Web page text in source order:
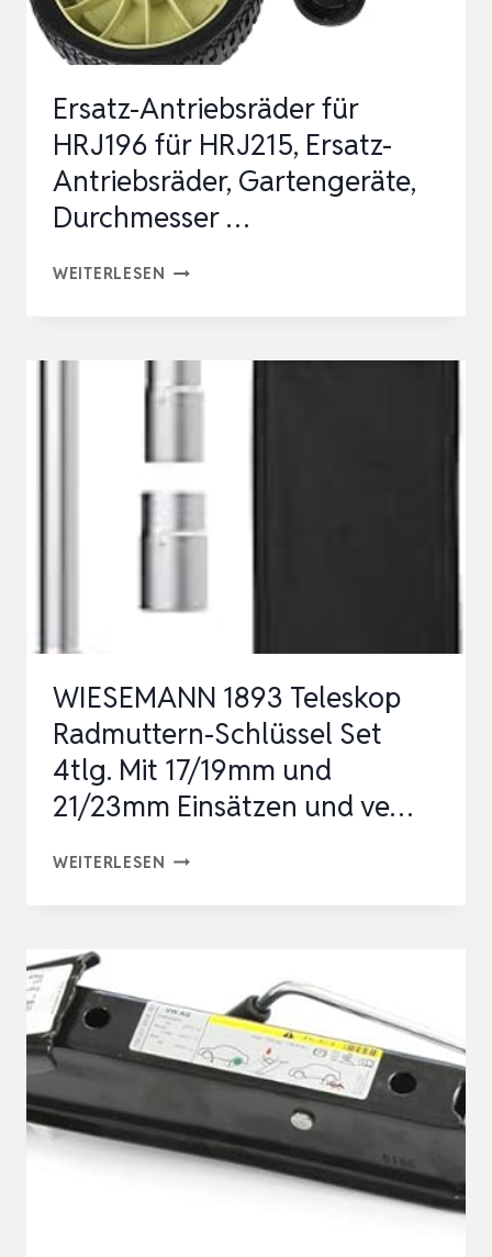
MIT
OFFROAD
Ersatz-Antriebsräder für
HRJ196 für HRJ215, Ersatz-
Antriebsräder, Gartengeräte,
Durchmesser …
WEITERLESEN ERSATZ-
FÜR
ERSATZ-
ANTRIEBSRÄDER,
GARTENGERÄTE,
WIESEMANN 1893 Teleskop
Radmuttern-Schlüssel Set
4tlg. Mit 17/19mm und
21/23mm Einsätzen und ve…
WEITERLESEN WIESEMANN
SCHLÜSSEL
SET
4TLG.
17/19MM
UND